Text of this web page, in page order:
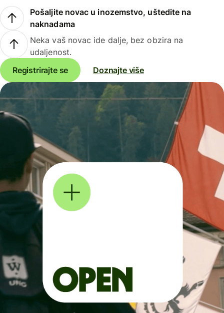
Pošaljite novac u inozemstvo, uštedite na
naknadama
Neka vaš novac ide dalje, bez obzira na
udaljenost.
Registrirajte se
Doznajte više